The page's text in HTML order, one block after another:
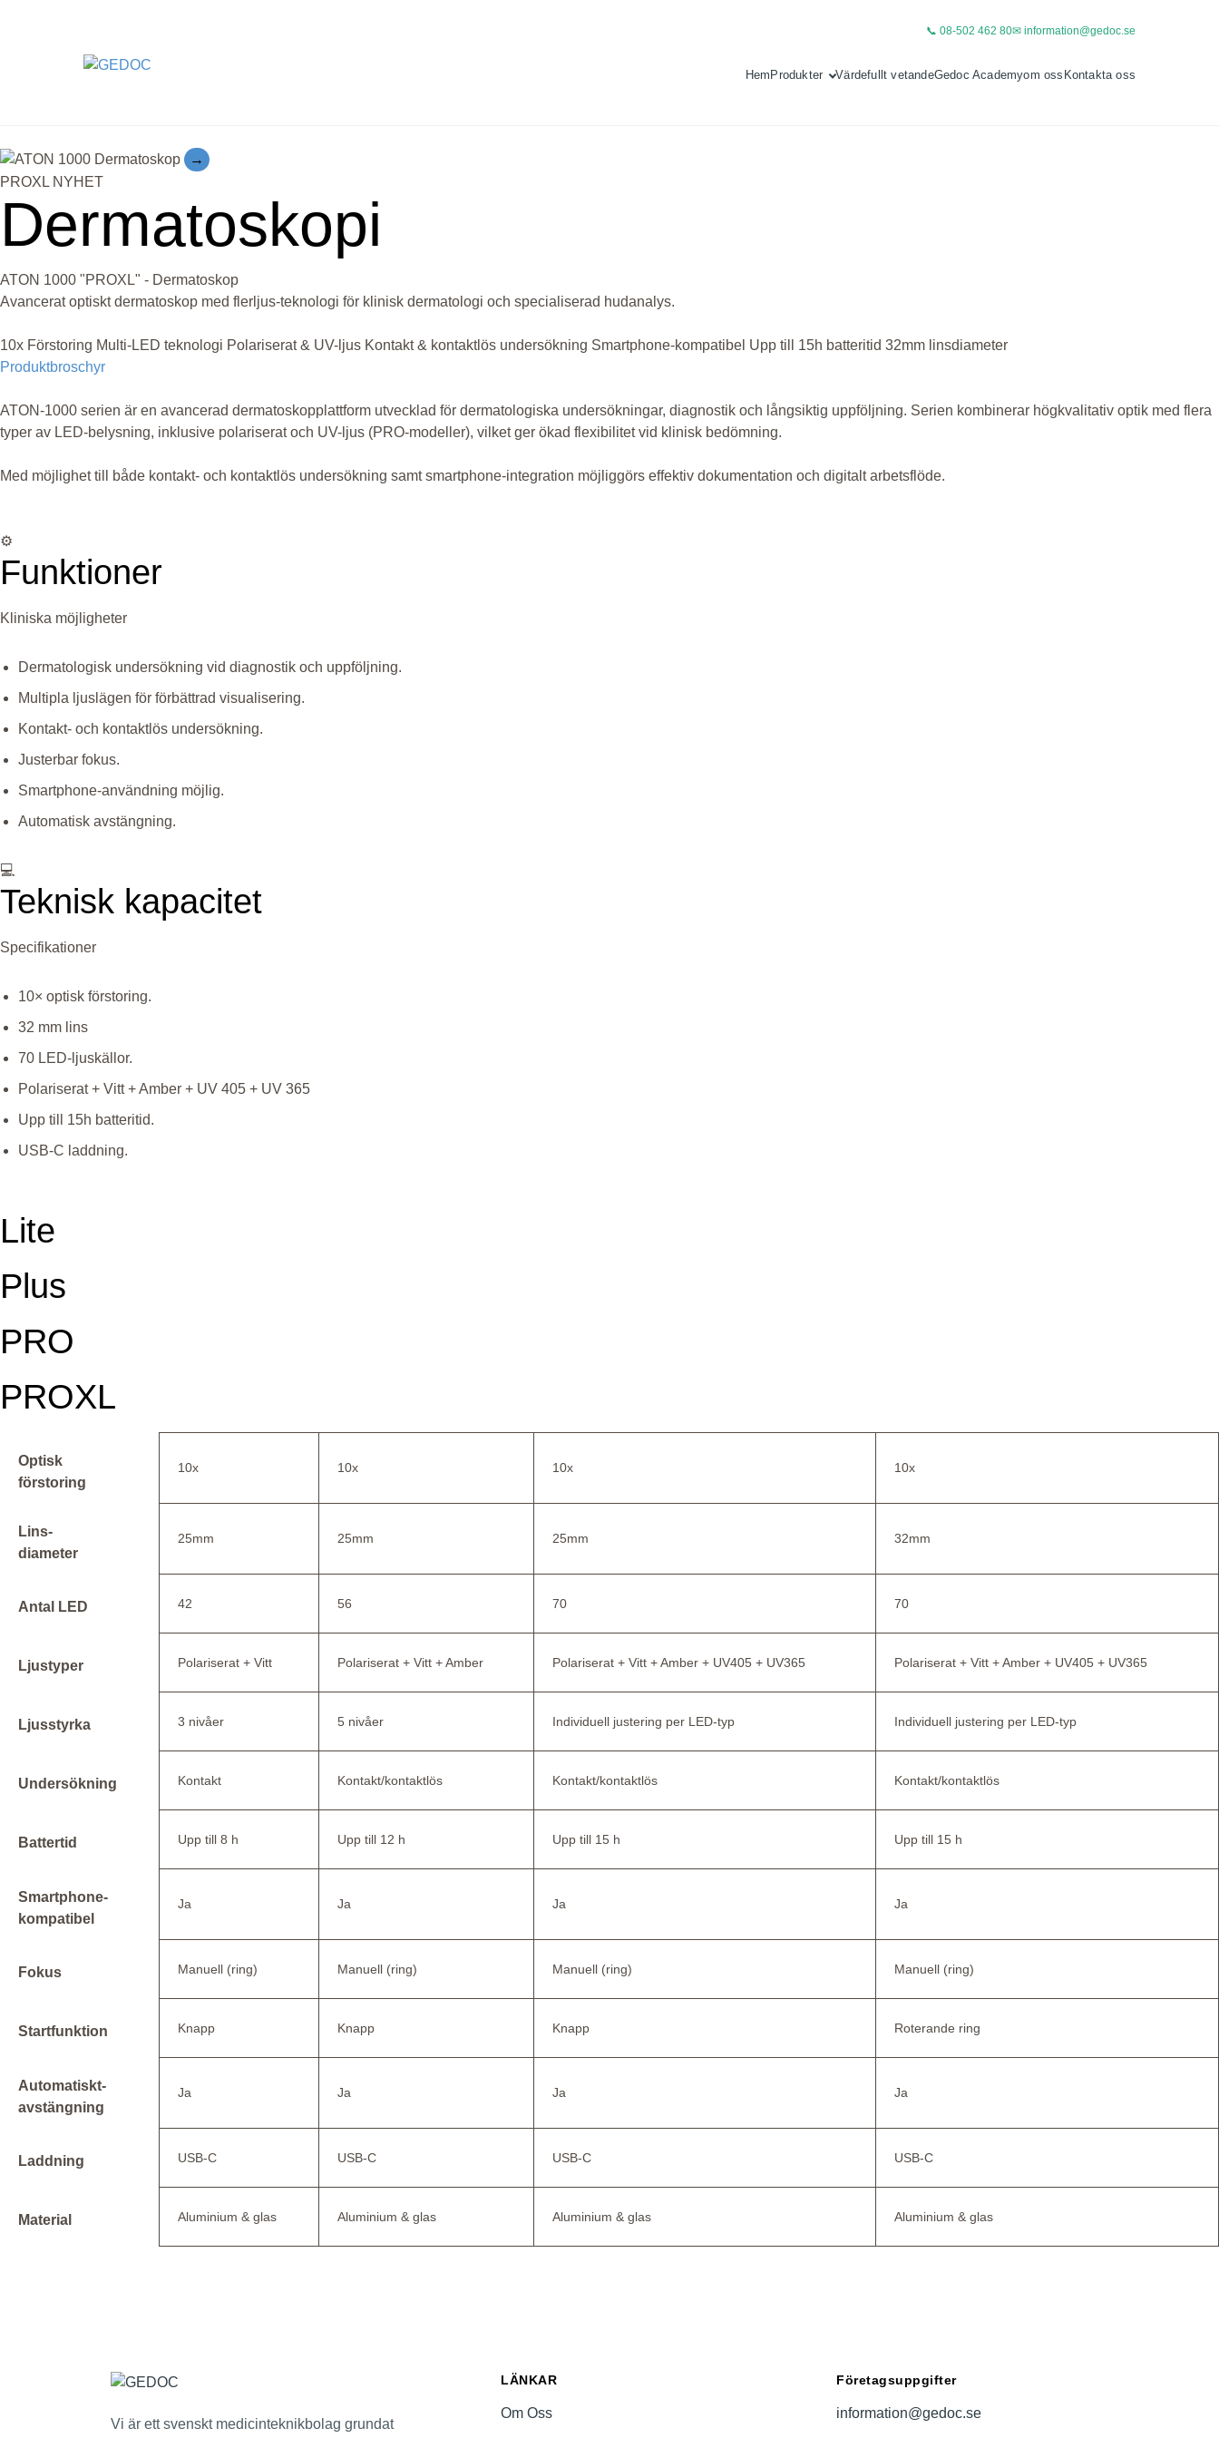
📞 08-502 462 80✉ information@gedoc.se
Hem Produkter Värdefullt vetandeGedoc Academyom oss Kontakta oss
→
PROXL NYHET
Dermatoskopi
ATON 1000 "PROXL" - Dermatoskop
Avancerat optiskt dermatoskop med flerljus-teknologi för klinisk dermatologi och specialiserad hudanalys.
10x Förstoring Multi-LED teknologi Polariserat & UV-ljus Kontakt & kontaktlös undersökning Smartphone-kompatibel Upp till 15h batteritid 32mm linsdiameter
Produktbroschyr
ATON-1000 serien är en avancerad dermatoskopplattform utvecklad för dermatologiska undersökningar, diagnostik och långsiktig uppföljning. Serien kombinerar högkvalitativ optik med flera
typer av LED-belysning, inklusive polariserat och UV-ljus (PRO-modeller), vilket ger ökad flexibilitet vid klinisk bedömning.
Med möjlighet till både kontakt- och kontaktlös undersökning samt smartphone-integration möjliggörs effektiv dokumentation och digitalt arbetsflöde.
⚙️
Funktioner
Kliniska möjligheter
Dermatologisk undersökning vid diagnostik och uppföljning.
Multipla ljuslägen för förbättrad visualisering.
Kontakt- och kontaktlös undersökning.
Justerbar fokus.
Smartphone-användning möjlig.
Automatisk avstängning.
💻
Teknisk kapacitet
Specifikationer
10× optisk förstoring.
32 mm lins
70 LED-ljuskällor.
Polariserat + Vitt + Amber + UV 405 + UV 365
Upp till 15h batteritid.
USB-C laddning.
Lite
Plus
PRO
PROXL
Optisk
förstoring
10x 10x 10x 10x
Lins-
diameter
25mm 25mm 25mm 32mm
Antal LED 42 56 70 70
Ljustyper Polariserat + Vitt Polariserat + Vitt + Amber Polariserat + Vitt + Amber + UV405 + UV365 Polariserat + Vitt + Amber + UV405 + UV365
Ljusstyrka 3 nivåer 5 nivåer Individuell justering per LED-typ Individuell justering per LED-typ
Undersökning Kontakt Kontakt/kontaktlös Kontakt/kontaktlös Kontakt/kontaktlös
Battertid Upp till 8 h Upp till 12 h Upp till 15 h Upp till 15 h
Smartphone-
kompatibel
Ja Ja Ja Ja
Fokus Manuell (ring) Manuell (ring) Manuell (ring) Manuell (ring)
Startfunktion Knapp Knapp Knapp Roterande ring
Automatiskt-
avstängning
Ja Ja Ja Ja
Laddning USB-C USB-C USB-C USB-C
Material Aluminium & glas Aluminium & glas Aluminium & glas Aluminium & glas
Vi är ett svenskt medicinteknikbolag grundat
LÄNKAR
Om Oss
Företagsuppgifter
information@gedoc.se